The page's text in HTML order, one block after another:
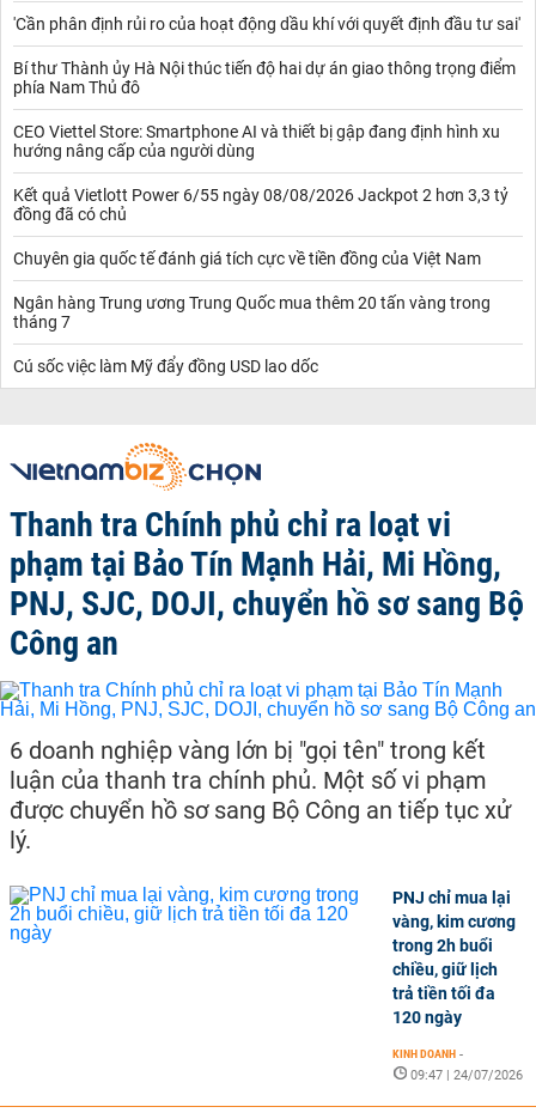
'Cần phân định rủi ro của hoạt động dầu khí với quyết định đầu tư sai'
Bí thư Thành ủy Hà Nội thúc tiến độ hai dự án giao thông trọng điểm
phía Nam Thủ đô
CEO Viettel Store: Smartphone AI và thiết bị gập đang định hình xu
hướng nâng cấp của người dùng
Kết quả Vietlott Power 6/55 ngày 08/08/2026 Jackpot 2 hơn 3,3 tỷ
đồng đã có chủ
Chuyên gia quốc tế đánh giá tích cực về tiền đồng của Việt Nam
Ngân hàng Trung ương Trung Quốc mua thêm 20 tấn vàng trong
tháng 7
Cú sốc việc làm Mỹ đẩy đồng USD lao dốc
Thanh tra Chính phủ chỉ ra loạt vi
phạm tại Bảo Tín Mạnh Hải, Mi Hồng,
PNJ, SJC, DOJI, chuyển hồ sơ sang Bộ
Công an
6 doanh nghiệp vàng lớn bị "gọi tên" trong kết
luận của thanh tra chính phủ. Một số vi phạm
được chuyển hồ sơ sang Bộ Công an tiếp tục xử
lý.
PNJ chỉ mua lại
vàng, kim cương
trong 2h buổi
chiều, giữ lịch
trả tiền tối đa
120 ngày
KINH DOANH -
09:47 | 24/07/2026